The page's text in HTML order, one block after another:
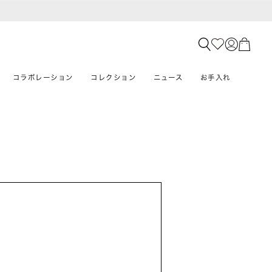
コラボレーション コレクション ニュース お手入れ